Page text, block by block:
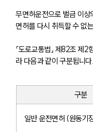
무면허운전으로 벌금 이
면허를 다시 취득할 수 없
「도로교통법」 제82조 제
라 다음과 같이 구분됩니다.
구분
일반 운전면허 (원동기